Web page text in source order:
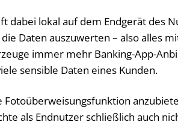
dabei lokal auf dem Endgerät des
Daten auszuwerten – also alles
immer mehr Banking-App-
sensible Daten eines Kunden.
Fotoüberweisungsfunktion
als Endnutzer schließlich auch